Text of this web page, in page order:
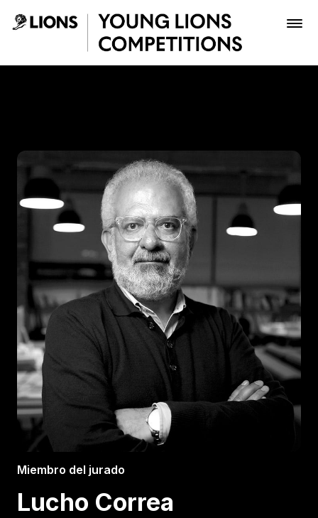
Saltar al contenido principal
Inscribir
Boletería
Miembro del jurado
Lucho Correa